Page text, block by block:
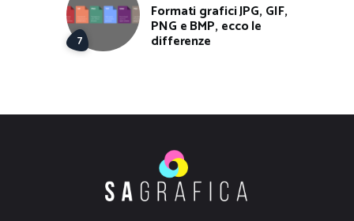
Formati grafici JPG, GIF,
PNG e BMP, ecco le
differenze